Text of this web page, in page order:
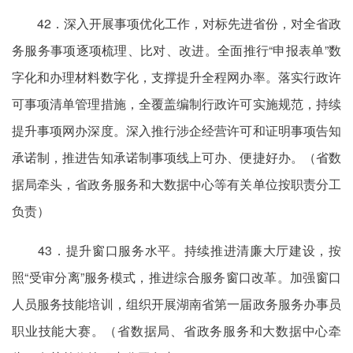
42．深入开展事项优化工作，对标先进省份，对全省政
务服务事项逐项梳理、比对、改进。全面推行“申报表单”数
字化和办理材料数字化，支撑提升全程网办率。落实行政许
可事项清单管理措施，全覆盖编制行政许可实施规范，持续
提升事项网办深度。深入推行涉企经营许可和证明事项告知
承诺制，推进告知承诺制事项线上可办、便捷好办。（省数
据局牵头，省政务服务和大数据中心等有关单位按职责分工
负责）
43．提升窗口服务水平。持续推进清廉大厅建设，按
照“受审分离”服务模式，推进综合服务窗口改革。加强窗口
人员服务技能培训，组织开展湖南省第一届政务服务办事员
职业技能大赛。（省数据局、省政务服务和大数据中心牵